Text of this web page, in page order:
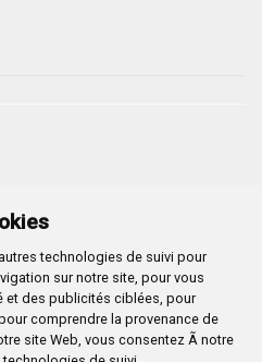
technologies de suivi pour
sur notre site, pour vous
et des publicités ciblées, pour
comprendre la provenance de
site Web, vous consentez Ã notre
1- 09071BURGOS
CIF: P-0906100-C
Y SUGERENCIAS
MAPA WEB AVISO LEGAL